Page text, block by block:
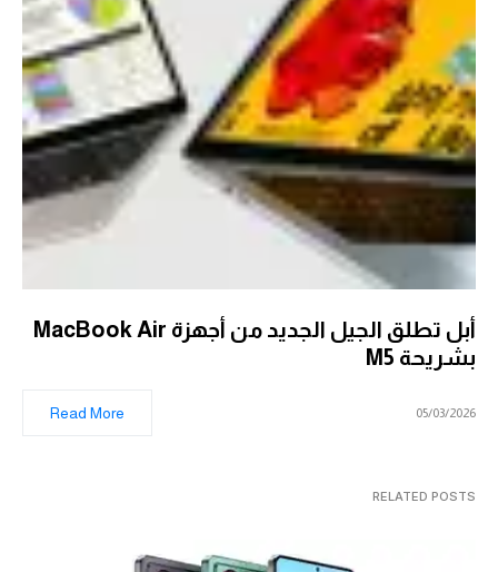
أبل تطلق الجيل الجديد من أجهزة MacBook Air
بشريحة M5
05/03/2026
Read More
RELATED POSTS